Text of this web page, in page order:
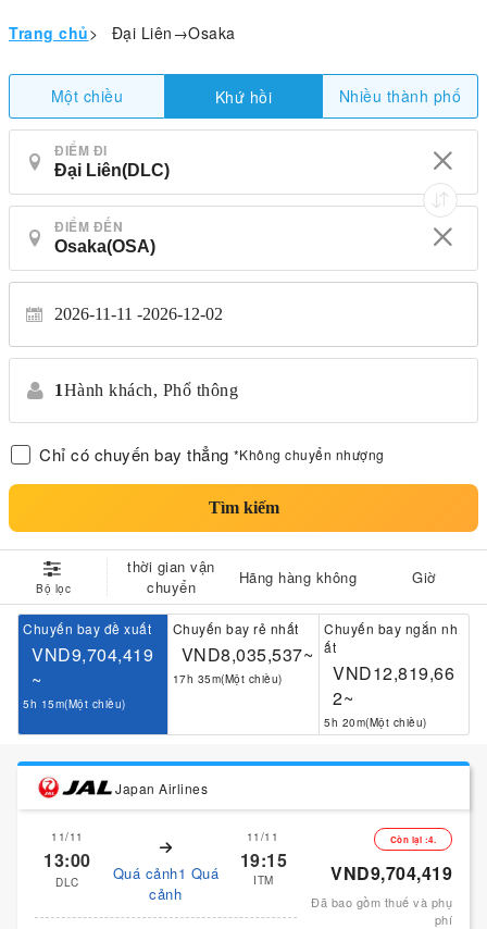
Trang chủ> Đại Liên→Osaka
Một chiều Khứ hồi Nhiều thành phố
ĐIỂM ĐI
ĐIỂM ĐẾN
2026-11-11 2026-12-02
1Hành khách, Phổ thông
Chỉ có chuyến bay thẳng *Không chuyển nhượng
Tìm kiếm
Bộ lọc
thời gian vận
chuyển
Hãng hàng không Giờ
Chuyến bay đề xuất
VND9,704,419
~
5h 15m(Một chiều)
Chuyến bay rẻ nhất
VND8,035,537~
17h 35m(Một chiều)
Chuyến bay ngắn nh
ất
VND12,819,66
2~
5h 20m(Một chiều)
Japan Airlines
11/11
13:00
DLC
Quá cảnh1 Quá
cảnh
11/11
19:15
ITM
Còn lại :4.
VND9,704,419
Đã bao gồm thuế và phụ
phí